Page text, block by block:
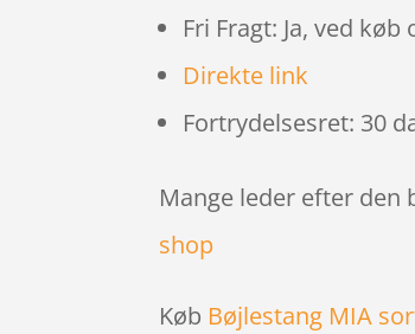
Fri Fragt: Ja, ved køb
Direkte link
Fortrydelsesret: 30
Mange leder efter den
shop
Køb Bøjlestang MIA